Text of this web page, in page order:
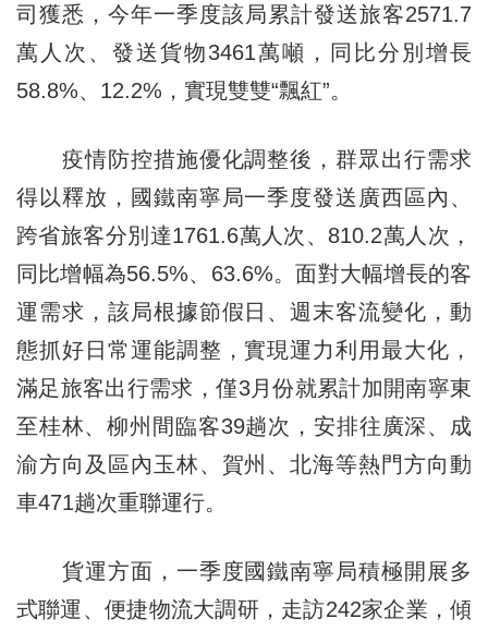
司獲悉，今年一季度該局累計發送旅客2571.7
萬人次、發送貨物3461萬噸，同比分別增長
58.8%、12.2%，實現雙雙“飄紅”。
疫情防控措施優化調整後，群眾出行需求
得以釋放，國鐵南寧局一季度發送廣西區內、
跨省旅客分別達1761.6萬人次、810.2萬人次，
同比增幅為56.5%、63.6%。面對大幅增長的客
運需求，該局根據節假日、週末客流變化，動
態抓好日常運能調整，實現運力利用最大化，
滿足旅客出行需求，僅3月份就累計加開南寧東
至桂林、柳州間臨客39趟次，安排往廣深、成
渝方向及區內玉林、賀州、北海等熱門方向動
車471趟次重聯運行。
貨運方面，一季度國鐵南寧局積極開展多
式聯運、便捷物流大調研，走訪242家企業，傾